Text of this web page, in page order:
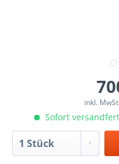
inkl.
Sofort